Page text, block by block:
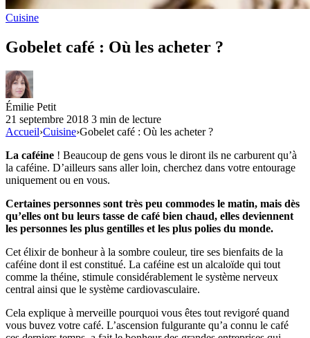
Cuisine
Gobelet café : Où les acheter ?
Émilie Petit
21 septembre 2018 3 min de lecture
Accueil›Cuisine›Gobelet café : Où les acheter ?
La caféine ! Beaucoup de gens vous le diront ils ne carburent qu’à
la caféine. D’ailleurs sans aller loin, cherchez dans votre entourage
uniquement ou en vous.
Certaines personnes sont très peu commodes le matin, mais dès
qu’elles ont bu leurs tasse de café bien chaud, elles deviennent
les personnes les plus gentilles et les plus polies du monde.
Cet élixir de bonheur à la sombre couleur, tire ses bienfaits de la
caféine dont il est constitué. La caféine est un alcaloïde qui tout
comme la théine, stimule considérablement le système nerveux
central ainsi que le système cardiovasculaire.
Cela explique à merveille pourquoi vous êtes tout revigoré quand
vous buvez votre café. L’ascension fulgurante qu’a connu le café